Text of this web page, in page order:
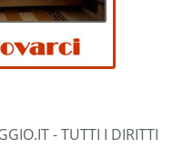
- TUTTI I DIRITTI